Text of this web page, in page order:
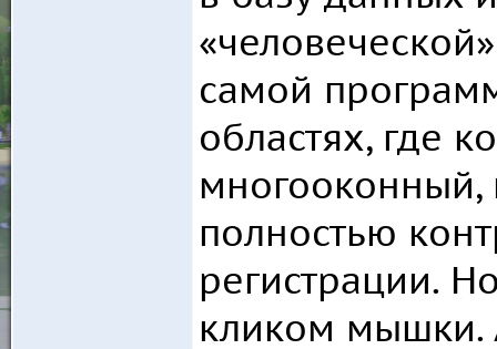
самой
областях, где
полностью
регистрации.
кликом мышки.